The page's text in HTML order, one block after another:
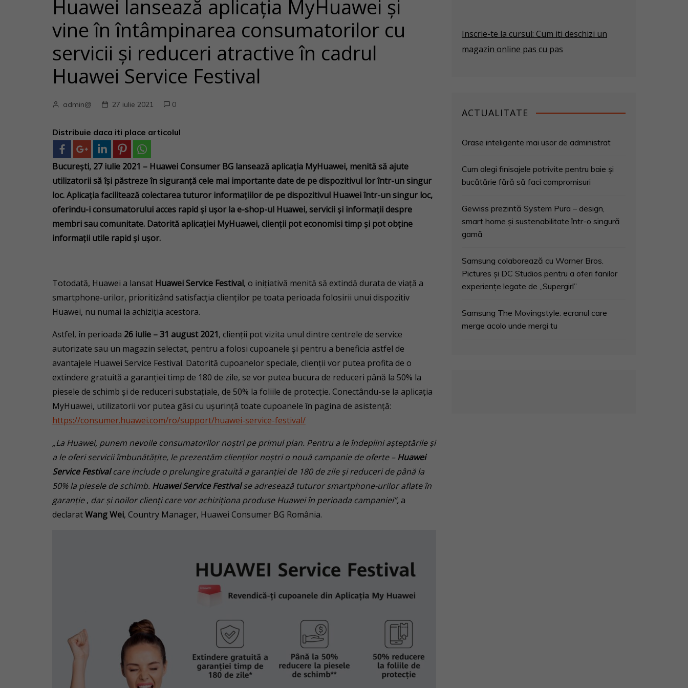
Huawei lansează aplicația MyHuawei și
vine în întâmpinarea consumatorilor cu
servicii și reduceri atractive în cadrul
Huawei Service Festival
admin@ 27 iulie 2021 0
Distribuie daca iti place articolul
București, 27 iulie 2021 – Huawei Consumer BG lansează aplicația MyHuawei, menită să ajute
utilizatorii să își păstreze în siguranță cele mai importante date de pe dispozitivul lor într-un singur
loc. Aplicația facilitează colectarea tuturor informațiilor de pe dispozitivul Huawei într-un singur loc,
oferindu-i consumatorului acces rapid și ușor la e-shop-ul Huawei, servicii și informații despre
membri sau comunitate. Datorită aplicației MyHuawei, clienții pot economisi timp și pot obține
informații utile rapid și ușor.
Totodată, Huawei a lansat Huawei Service Festival, o inițiativă menită să extindă durata de viață a
smartphone-urilor, prioritizând satisfacția clienților pe toata perioada folosirii unui dispozitiv
Huawei, nu numai la achiziția acestora.
Astfel, în perioada 26 iulie – 31 august 2021, clienții pot vizita unul dintre centrele de service
autorizate sau un magazin selectat, pentru a folosi cupoanele și pentru a beneficia astfel de
avantajele Huawei Service Festival. Datorită cupoanelor speciale, clienții vor putea profita de o
extindere gratuită a garanției timp de 180 de zile, se vor putea bucura de reduceri până la 50% la
piesele de schimb și de reduceri substațiale, de 50% la foliile de protecție. Conectându-se la aplicația
MyHuawei, utilizatorii vor putea găsi cu ușurință toate cupoanele în pagina de asistență:
https://consumer.huawei.com/ro/support/huawei-service-festival/
„La Huawei, punem nevoile consumatorilor noștri pe primul plan. Pentru a le îndeplini așteptările și
a le oferi servicii îmbunătățite, le prezentăm clienților noștri o nouă campanie de oferte –Huawei
Service Festivalcare include o prelungire gratuită a garanției de 180 de zile și reduceri de până la
50% la piesele de schimb. Huawei Service Festivalse adresează tuturor smartphone-urilor aflate în
garanție, dar și noilor clienți care vor achiziționa produse Huawei în perioada campaniei”, a
declaratWang Wei, Country Manager, Huawei Consumer BG România.
Inscrie-te la cursul: Cum iti deschizi un
magazin online pas cu pas
ACTUALITATE
Orase inteligente mai usor de administrat
Cum alegi finisajele potrivite pentru baie și
bucătărie fără să faci compromisuri
Gewiss prezintă System Pura – design,
smart home și sustenabilitate într-o singură
gamă
Samsung colaborează cu Warner Bros.
Pictures și DC Studios pentru a oferi fanilor
experiențe legate de „Supergirl”
Samsung The Movingstyle: ecranul care
merge acolo unde mergi tu